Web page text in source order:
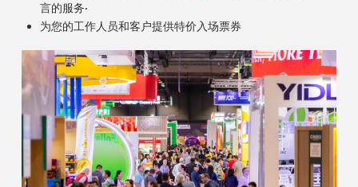
言的服务·
为您的工作人员和客户提供特价入场票券